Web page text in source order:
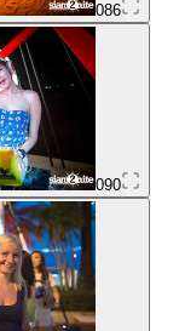
086
090